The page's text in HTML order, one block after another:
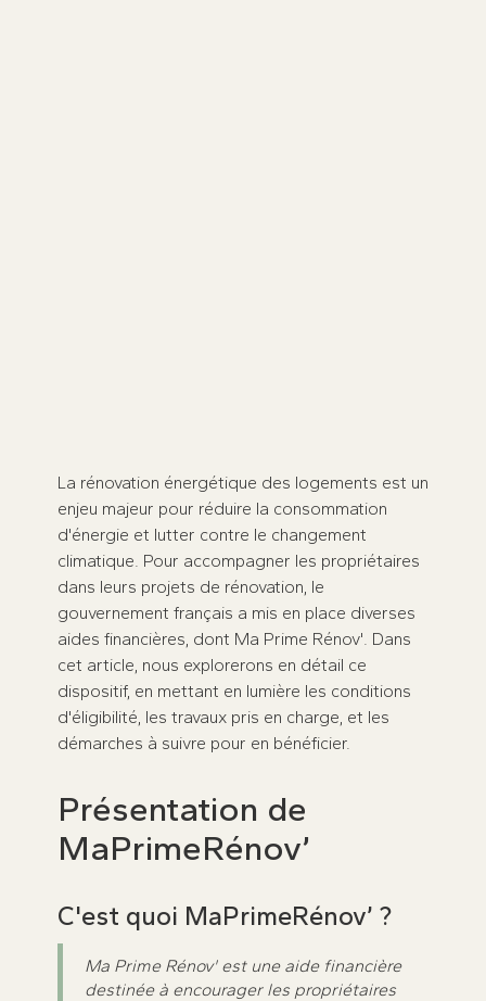
La rénovation énergétique des logements est un
enjeu majeur pour réduire la consommation
d'énergie et lutter contre le changement
climatique. Pour accompagner les propriétaires
dans leurs projets de rénovation, le
gouvernement français a mis en place diverses
aides financières, dont Ma Prime Rénov'. Dans
cet article, nous explorerons en détail ce
dispositif, en mettant en lumière les conditions
d'éligibilité, les travaux pris en charge, et les
démarches à suivre pour en bénéficier.
Présentation de
MaPrimeRénov’
C'est quoi MaPrimeRénov’ ?
Ma Prime Rénov' est une aide financière
destinée à encourager les propriétaires